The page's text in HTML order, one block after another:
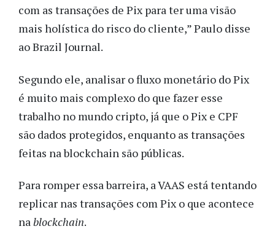
com as transações de Pix para ter uma visão
mais holística do risco do cliente,” Paulo disse
ao Brazil Journal.
Segundo ele, analisar o fluxo monetário do Pix
é muito mais complexo do que fazer esse
trabalho no mundo cripto, já que o Pix e CPF
são dados protegidos, enquanto as transações
feitas na blockchain são públicas.
Para romper essa barreira, a VAAS está tentando
replicar nas transações com Pix o que acontece
nablockchain.